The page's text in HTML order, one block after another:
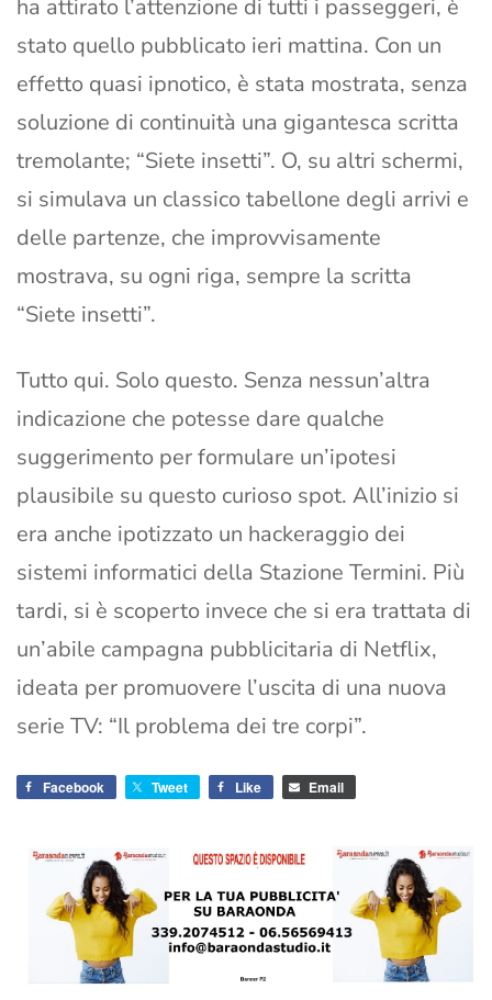
ha attirato l’attenzione di tutti i passeggeri, è
stato quello pubblicato ieri mattina. Con un
effetto quasi ipnotico, è stata mostrata, senza
soluzione di continuità una gigantesca scritta
tremolante; “Siete insetti”. O, su altri schermi,
si simulava un classico tabellone degli arrivi e
delle partenze, che improvvisamente
mostrava, su ogni riga, sempre la scritta
“Siete insetti”.
Tutto qui. Solo questo. Senza nessun’altra
indicazione che potesse dare qualche
suggerimento per formulare un’ipotesi
plausibile su questo curioso spot. All’inizio si
era anche ipotizzato un hackeraggio dei
sistemi informatici della Stazione Termini. Più
tardi, si è scoperto invece che si era trattata di
un’abile campagna pubblicitaria di Netflix,
ideata per promuovere l’uscita di una nuova
serie TV: “Il problema dei tre corpi”.
Facebook Tweet Like Email